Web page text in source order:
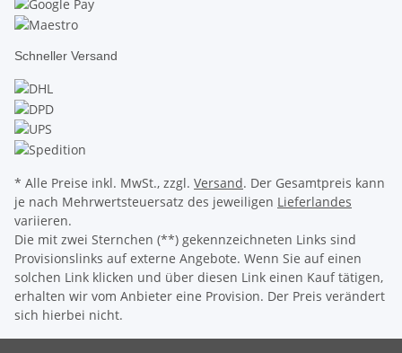
Schneller Versand
* Alle Preise inkl. MwSt., zzgl. Versand. Der Gesamtpreis kann
je nach Mehrwertsteuersatz des jeweiligen Lieferlandes
variieren.
Die mit zwei Sternchen (**) gekennzeichneten Links sind
Provisionslinks auf externe Angebote. Wenn Sie auf einen
solchen Link klicken und über diesen Link einen Kauf tätigen,
erhalten wir vom Anbieter eine Provision. Der Preis verändert
sich hierbei nicht.